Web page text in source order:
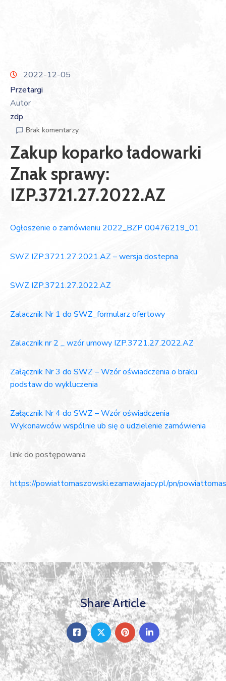
2022-12-05
Przetargi
Autor
zdp
Brak komentarzy
Zakup koparko ładowarki
Znak sprawy:
IZP.3721.27.2022.AZ
Ogłoszenie o zamówieniu 2022_BZP 00476219_01
SWZ IZP.3721.27.2021.AZ – wersja dostepna
SWZ IZP.3721.27.2022.AZ
Zalacznik Nr 1 do SWZ_formularz ofertowy
Zalacznik nr 2 _ wzór umowy IZP.3721.27.2022.AZ
Załącznik Nr 3 do SWZ – Wzór oświadczenia o braku
podstaw do wykluczenia
Załącznik Nr 4 do SWZ – Wzór oświadczenia
Wykonawców wspólnie ub się o udzielenie zamówienia
link do postępowania
https://powiattomaszowski.ezamawiajacy.pl/pn/
Share Article